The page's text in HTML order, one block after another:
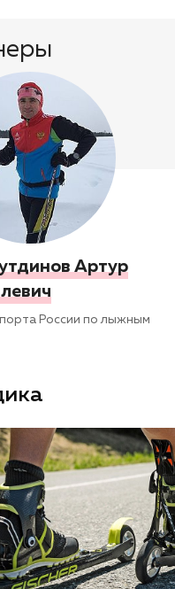
Артур
России по лыжным